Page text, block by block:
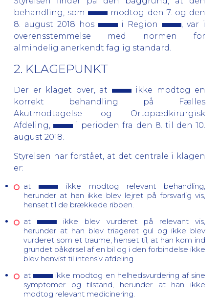
behandling, som
modtog den 7. og den
8. august 2018 hos
i Region
, var i
overensstemmelse med normen for
almindelig anerkendt faglig standard.
2. KLAGEPUNKT
Der er klaget over, at
ikke modtog en
korrekt behandling på Fælles
Akutmodtagelse og Ortopædkirurgisk
Afdeling,
i perioden fra den 8. til den 10.
august 2018.
Styrelsen har forstået, at det centrale i klagen
er:
at
ikke modtog relevant behandling,
herunder at han ikke blev lejret på forsvarlig vis,
henset til de brækkede ribben.
at
ikke blev vurderet på relevant vis,
herunder at han blev triageret gul og ikke blev
vurderet som et traume, henset til, at han kom ind
grundet påkørsel af en bil og i den forbindelse ikke
blev henvist til intensiv afdeling.
at
ikke modtog en helhedsvurdering af sine
symptomer og tilstand, herunder at han ikke
modtog relevant medicinering.